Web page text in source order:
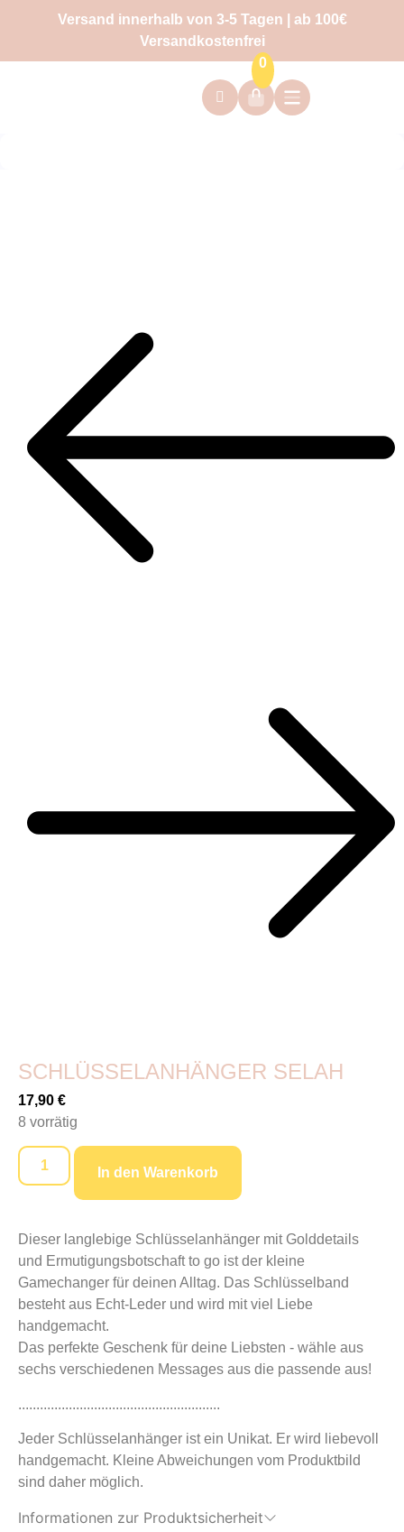
Versand innerhalb von 3-5 Tagen | ab 100€
Versandkostenfrei
0
SCHLÜSSELANHÄNGER SELAH
17,90 €
8 vorrätig
In den Warenkorb
Dieser langlebige Schlüsselanhänger mit Golddetails
und Ermutigungsbotschaft to go ist der kleine
Gamechanger für deinen Alltag. Das Schlüsselband
besteht aus Echt-Leder und wird mit viel Liebe
handgemacht.
Das perfekte Geschenk für deine Liebsten - wähle aus
sechs verschiedenen Messages aus die passende aus!
........................................................
Jeder Schlüsselanhänger ist ein Unikat. Er wird liebevoll
handgemacht. Kleine Abweichungen vom Produktbild
sind daher möglich.
Informationen zur Produktsicherheit